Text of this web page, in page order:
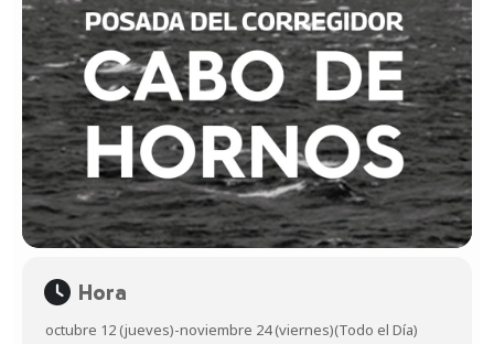
Hora
octubre 12 (jueves)-noviembre 24 (viernes)(Todo el Día)